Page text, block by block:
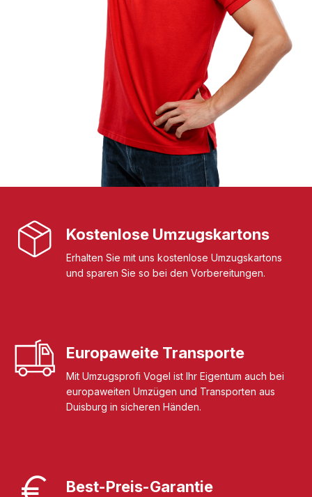
Kostenlose Umzugskartons
Erhalten Sie mit uns kostenlose Umzugskartons
und sparen Sie so bei den Vorbereitungen.
Europaweite Transporte
Mit Umzugsprofi Vogel ist Ihr Eigentum auch bei
europaweiten Umzügen und Transporten aus
Duisburg in sicheren Händen.
Best-Preis-Garantie